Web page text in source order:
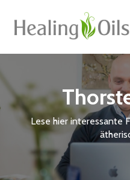
Lese hier interessante